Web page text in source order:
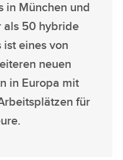
in München und
als 50 hybride
eines von
neuen
in Europa mit
für